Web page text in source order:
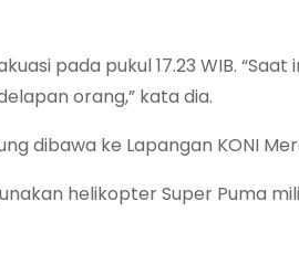
pada pukul 17.23 WIB.
orang,” kata dia.
dibawa ke Lapangan KONI
helikopter Super Puma